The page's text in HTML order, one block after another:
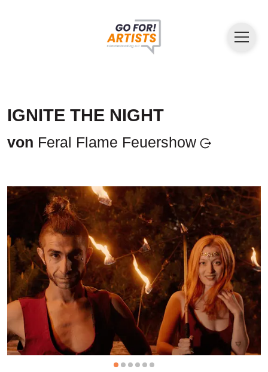
IGNITE THE NIGHT
von Feral Flame Feuershow